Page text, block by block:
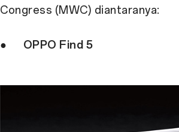
Congress (MWC) diantaranya:
● OPPO Find 5